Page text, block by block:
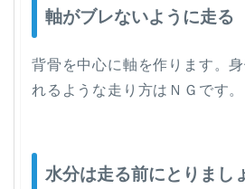
軸がブレないように走る
背骨を中心に軸を作ります。
れるような走り方はＮＧです。
水分は走る前にとりまし